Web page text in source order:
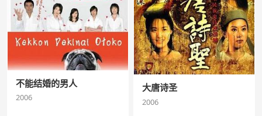
不能结婚的男人
2006
大唐诗圣
2006